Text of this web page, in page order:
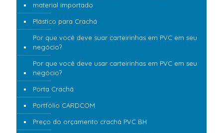
material importado
Plástico para Crachá
Por que você deve suar carteirinhas em PVC em seu
negócio?
Por que você deve usar carteirinhas em PVC em seu
negócio?
Porta Crachá
Portfólio CARDCOM
Preço do orçamento crachá PVC BH